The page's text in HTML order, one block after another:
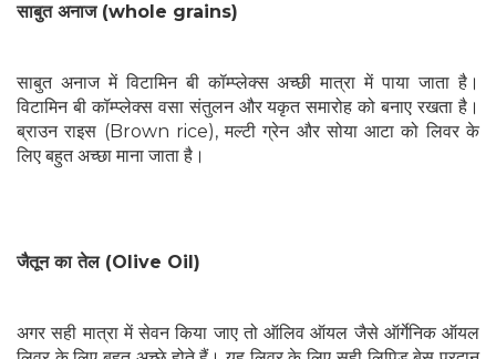
साबुत अनाज (whole grains)
साबुत अनाज में विटामिन बी कॉम्प्लेक्स अच्छी मात्रा में पाया जाता है।
विटामिन बी कॉम्प्लेक्स वसा संतुलन और यकृत समारोह को बनाए रखता है।
ब्राउन राइस (Brown rice), मल्टी ग्रेन और सोया आटा को लिवर के
लिए बहुत अच्छा माना जाता है।
जैतून का तेल (Olive Oil)
अगर सही मात्रा में सेवन किया जाए तो ऑलिव ऑयल जैसे ऑर्गेनिक ऑयल